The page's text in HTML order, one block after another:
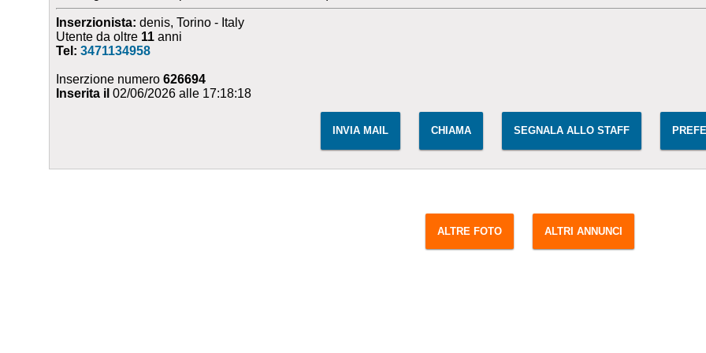
Inserzionista: denis, Torino - Italy
Utente da oltre 11 anni
Tel:3471134958
Inserzione numero626694
Inserita il 02/06/2026 alle 17:18:18
INVIA MAIL CHIAMA SEGNALA ALLO STAFF
ALTRE FOTO ALTRI ANNUNCI